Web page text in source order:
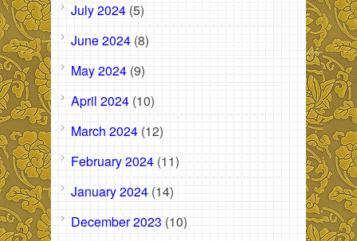
July 2024 (5)
June 2024 (8)
May 2024 (9)
April 2024 (10)
March 2024 (12)
February 2024 (11)
January 2024 (14)
December 2023 (10)